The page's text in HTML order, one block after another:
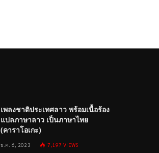
เพลงชาติประเทศลาว พร้อมเนื้อร้อง
แปลภาษาลาว เป็นภาษาไทย
(คาราโอเกะ)
ธ.ค. 6, 2023 7,197VIEWS